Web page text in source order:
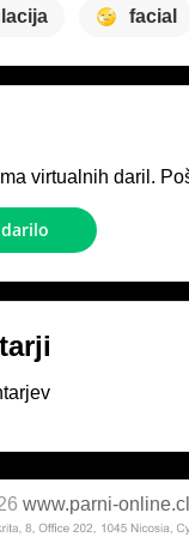
facial
virtualnih daril.
www.parni-